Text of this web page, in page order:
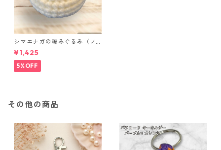
シマエナガの編みぐるみ（ノ
ーマル）
¥1,425
5%OFF
その他の商品